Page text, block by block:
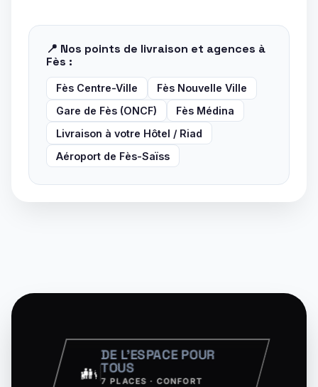
📍 Nos points de livraison et agences à
Fès :
Fès Centre-Ville
Fès Nouvelle Ville
Gare de Fès (ONCF)
Fès Médina
Livraison à votre Hôtel / Riad
Aéroport de Fès-Saïss
DE L'ESPACE POUR
TOUS
7 PLACES · CONFORT